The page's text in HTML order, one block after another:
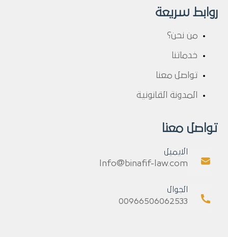
روابط سريعة
من نحن؟
خدماتنا
تواصل معنا
المدونة القانونية
تواصل معنا
الايميل
Info@binafif-law.com
الجوال
00966506062533